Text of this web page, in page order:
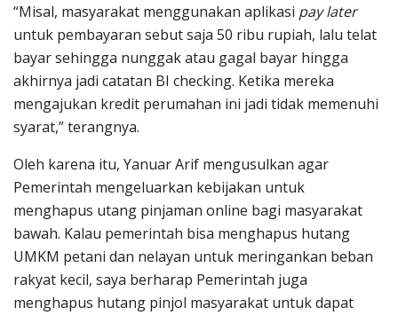
“Misal, masyarakat menggunakan aplikasi pay later
untuk pembayaran sebut saja 50 ribu rupiah, lalu telat
bayar sehingga nunggak atau gagal bayar hingga
akhirnya jadi catatan BI checking. Ketika mereka
mengajukan kredit perumahan ini jadi tidak memenuhi
syarat,” terangnya.
Oleh karena itu, Yanuar Arif mengusulkan agar
Pemerintah mengeluarkan kebijakan untuk
menghapus utang pinjaman online bagi masyarakat
bawah. Kalau pemerintah bisa menghapus hutang
UMKM petani dan nelayan untuk meringankan beban
rakyat kecil, saya berharap Pemerintah juga
menghapus hutang pinjol masyarakat untuk dapat